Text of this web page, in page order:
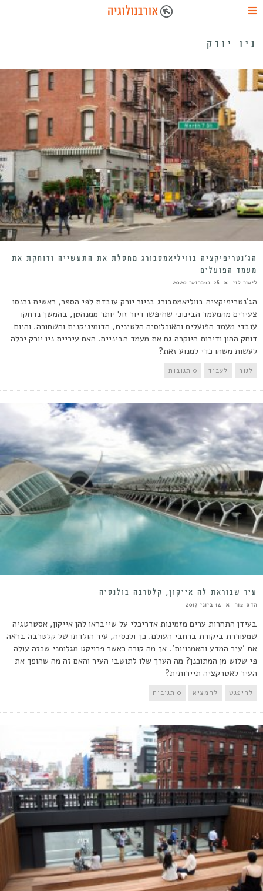
ניו יורק
הג’נטריפיקציה בוויליאמסבורג מחסלת את התעשייה ודוחקת את
מעמד הפועלים
ליאור לוי 26 בפברואר 2020
הג'נטריפיקציה בווליאמסבורג בניור יורק עובדת לפי הספר, ראשית נכנסו
צעירים מהמעמד הבינוני שחיפשו דיור זול יותר ממנהטן, בהמשך נדחקו
עובדי מעמד הפועלים והאוכלוסיה הלטינית, הדומיניקנית והשחורה. והיום
דוחק ההון ודירות היוקרה גם את מעמד הביניים. האם עיריית ניו יורק יכלה
לעשות משהו כדי למנוע זאת?
לגור לעבוד 0 תגובות
עיר שבוראת לה אייקון, קלטרבה בולנסיה
הדס צור 14 ביוני 2017
בעידן התחרות ערים מזמינות אדריכלי על שייבראו להן אייקון, אסטרטגיה
שמעוררת ביקורת ברחבי העולם. כך ולנסיה, עיר הולדתו של קלטרבה בראה
את 'עיר המדע והאמנויות'. אך מה קורה כאשר פרויקט מגלומני שכזה עולה
פי שלוש מן המתוכנן? מה הערך שלו לתושבי העיר והאם זה מה שהופך את
העיר לאטרקציה תיירותית?
להיפגש להמציא 0 תגובות